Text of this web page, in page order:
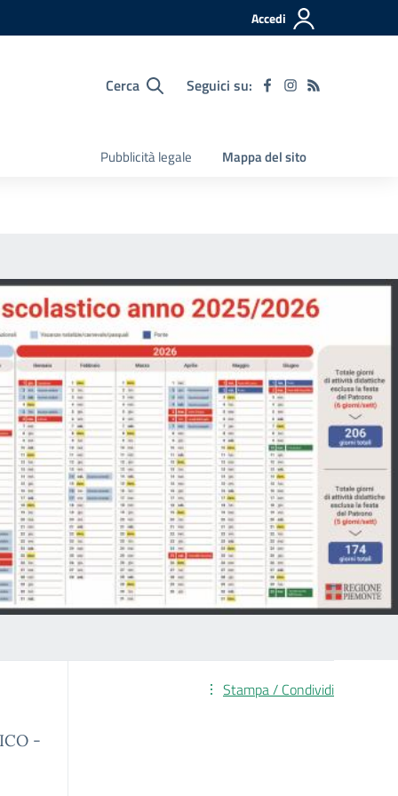
Accedi
Cerca Seguici su:
Pubblicità legale Mappa del sito
-
Stampa / Condividi